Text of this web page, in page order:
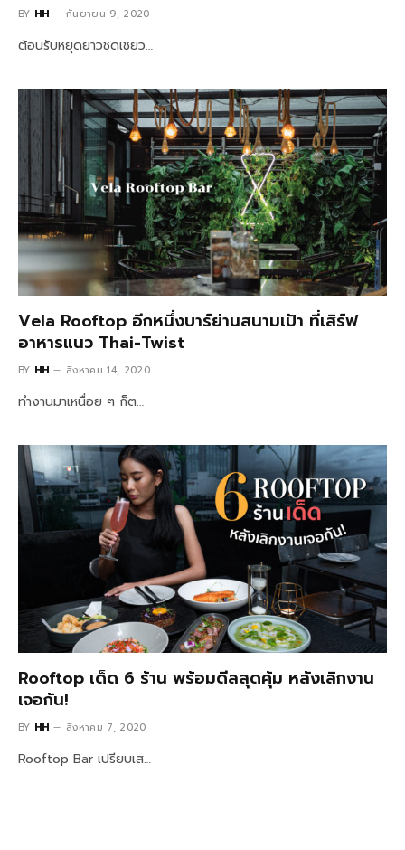
BY HH กันยายน 9, 2020
ต้อนรับหยุดยาวชดเชยว…
Vela Rooftop อีกหนึ่งบาร์ย่านสนามเป้า ที่เสิร์ฟ
อาหารแนว Thai-Twist
BY HH สิงหาคม 14, 2020
ทำงานมาเหนื่อย ๆ ก็ต…
Rooftop เด็ด 6 ร้าน พร้อมดีลสุดคุ้ม หลังเลิกงาน
เจอกัน!
BY HH สิงหาคม 7, 2020
Rooftop Bar เปรียบเส…